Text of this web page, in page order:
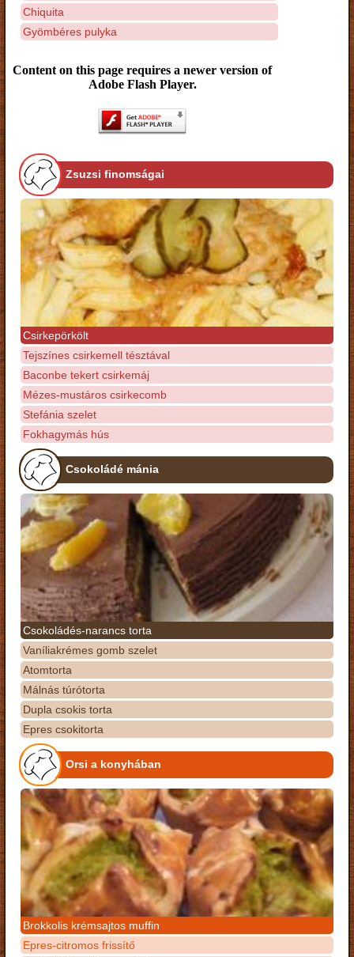
Chiquita
Gyömbéres pulyka
Content on this page requires a newer version of
Adobe Flash Player.
Zsuzsi finomságai
Csirkepörkölt
Tejszínes csirkemell tésztával
Baconbe tekert csirkemáj
Mézes-mustáros csirkecomb
Stefánia szelet
Fokhagymás hús
Csokoládé mánia
Csokoládés-narancs torta
Vaníliakrémes gomb szelet
Atomtorta
Málnás túrótorta
Dupla csokis torta
Epres csokitorta
Orsi a konyhában
Brokkolis krémsajtos muffin
Epres-citromos frissítő